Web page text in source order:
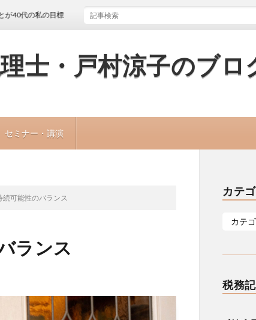
士・戸村涼子のブロ
セミナー・講演
の目標
続可能性のバランス
ランス
カテ
税務